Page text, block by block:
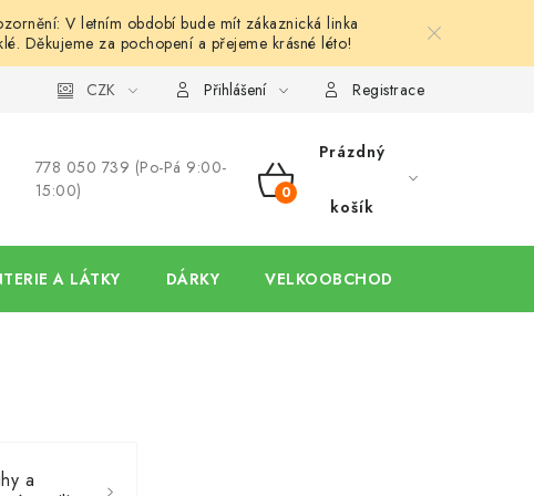
V letním období bude mít zákaznická linka
Děkujeme za pochopení a přejeme krásné léto!
Ochrana osobních údajů Hodnocení obchodu
CZK Přihlášení Registrace
778 050 739 (Po-Pá 9:00-
15:00)
NÁKUPNÍ
Prázdný
košík
A LÁTKY DÁRKY VELKOOBCHOD
a